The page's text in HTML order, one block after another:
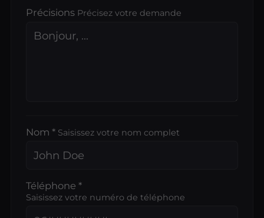
Précisions Précisez votre demande
Nom * Saisissez votre nom complet
Téléphone *
Saisissez votre numéro de téléphone